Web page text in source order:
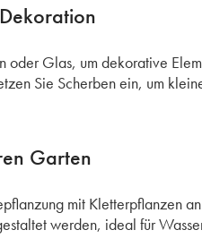
oder Glas, um dekorative
Sie Scherben ein, um
Garten
mit Kletterpflanzen
werden, ideal für